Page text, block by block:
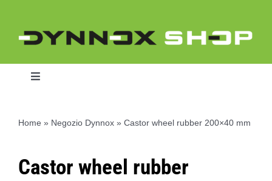
content
Toggle
Home » Negozio Dynnox» Castor wheel rubber 200×40 mm
Castor wheel rubber